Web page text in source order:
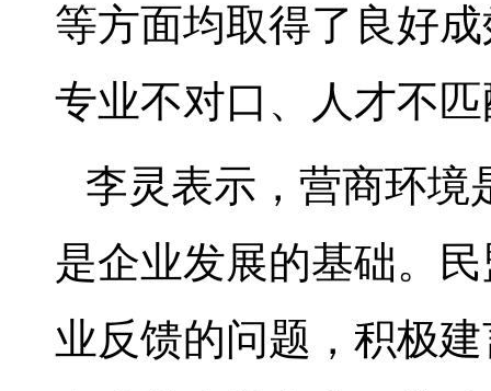
等方面均取得了良好
专业不对口、人才不
李灵表示，营商环境
是企业发展的基础。
业反馈的问题，积极